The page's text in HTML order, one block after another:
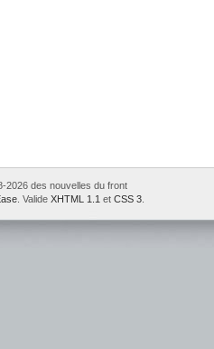
2026 des nouvelles du front
. Valide XHTML 1.1 et CSS 3